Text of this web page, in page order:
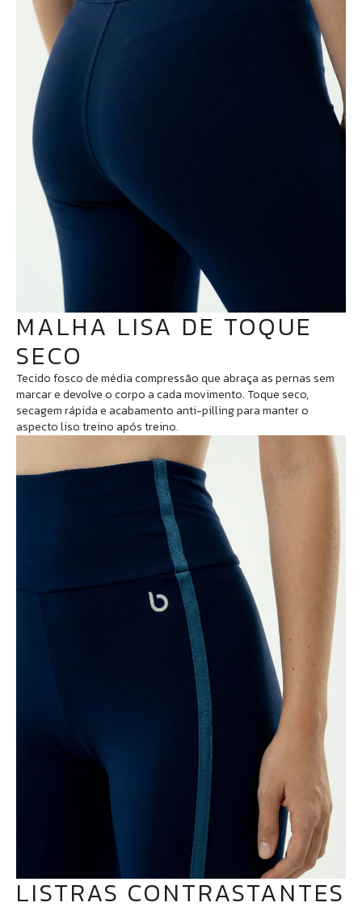
MALHA LISA DE TOQUE
SECO
Tecido fosco de média compressão que abraça as pernas sem
marcar e devolve o corpo a cada movimento. Toque seco,
secagem rápida e acabamento anti-pilling para manter o
aspecto liso treino após treino.
LISTRAS CONTRASTANTES